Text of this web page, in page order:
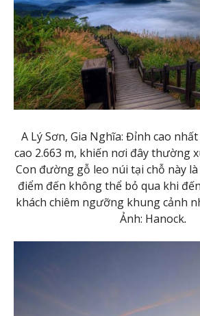
A Lý Sơn, Gia Nghĩa: Đỉnh cao nhất
cao 2.663 m, khiến nơi đây thường
Con đường gỗ leo núi tại chỗ này
điểm đến không thể bỏ qua khi
khách chiêm ngưỡng khung cảnh
Ảnh: Hanock.